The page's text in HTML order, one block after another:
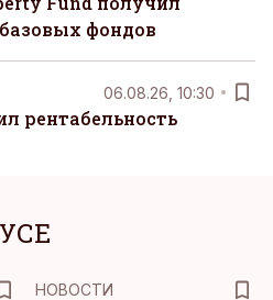
фондов
06.08.26, 10:30
рентабельность
НОВОСТИ